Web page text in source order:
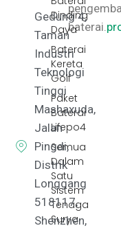
baterai.
Dinding
Daya
Baterai
Kereta
Golf
Paket
Baterai
Lifepo4
Semua
Dalam
Satu
Sistem
Tenaga
Surya
Gedung 4,
Taman
Industri
Teknologi
Tinggi
Mashaxuda,
Jalan
Pingdi,
Distrik
Longgang
518117,
Shenzhen,